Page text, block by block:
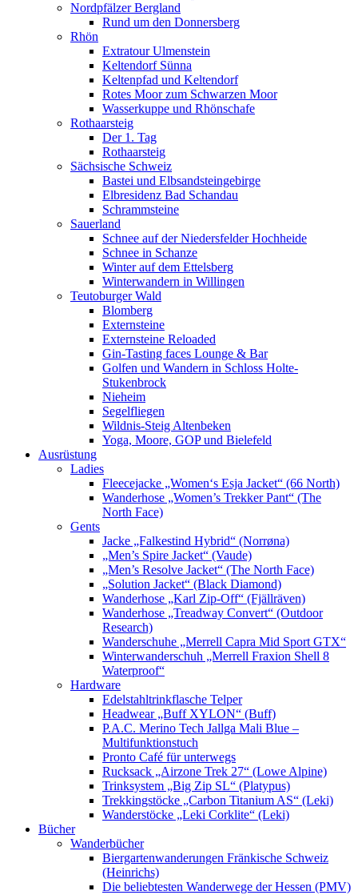
Nordpfälzer Bergland
Rund um den Donnersberg
Rhön
Extratour Ulmenstein
Keltendorf Sünna
Keltenpfad und Keltendorf
Rotes Moor zum Schwarzen Moor
Wasserkuppe und Rhönschafe
Rothaarsteig
Der 1. Tag
Rothaarsteig
Sächsische Schweiz
Bastei und Elbsandsteingebirge
Elbresidenz Bad Schandau
Schrammsteine
Sauerland
Schnee auf der Niedersfelder Hochheide
Schnee in Schanze
Winter auf dem Ettelsberg
Winterwandern in Willingen
Teutoburger Wald
Blomberg
Externsteine
Externsteine Reloaded
Gin-Tasting faces Lounge & Bar
Golfen und Wandern in Schloss Holte-
Stukenbrock
Nieheim
Segelfliegen
Wildnis-Steig Altenbeken
Yoga, Moore, GOP und Bielefeld
Ausrüstung
Ladies
Fleecejacke „Women‘s Esja Jacket“ (66 North)
Wanderhose „Women’s Trekker Pant“ (The
North Face)
Gents
Jacke „Falkestind Hybrid“ (Norrøna)
„Men’s Spire Jacket“ (Vaude)
„Men’s Resolve Jacket“ (The North Face)
„Solution Jacket“ (Black Diamond)
Wanderhose „Karl Zip-Off“ (Fjällräven)
Wanderhose „Treadway Convert“ (Outdoor
Research)
Wanderschuhe „Merrell Capra Mid Sport GTX“
Winterwanderschuh „Merrell Fraxion Shell 8
Waterproof“
Hardware
Edelstahltrinkflasche Telper
Headwear „Buff XYLON“ (Buff)
P.A.C. Merino Tech Jallga Mali Blue –
Multifunktionstuch
Pronto Café für unterwegs
Rucksack „Airzone Trek 27“ (Lowe Alpine)
Trinksystem „Big Zip SL“ (Platypus)
Trekkingstöcke „Carbon Titanium AS“ (Leki)
Wanderstöcke „Leki Corklite“ (Leki)
Bücher
Wanderbücher
Biergartenwanderungen Fränkische Schweiz
(Heinrichs)
Die beliebtesten Wanderwege der Hessen (PMV)